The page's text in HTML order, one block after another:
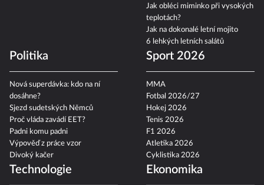
Jak obléci miminko při vysokých
teplotách?
Jak na dokonalé letní mojito
6 lehkých letních salátů
Politika
Nová superdávka: kdo na ní
dosáhne?
Sjezd sudetských Němců
Proč vláda zavádí EET?
Padni komu padni
Výpověď z práce vzor
Divoký kačer
Sport 2026
MMA
Fotbal 2026/27
Hokej 2026
Tenis 2026
F1 2026
Atletika 2026
Cyklistika 2026
Technologie Ekonomika